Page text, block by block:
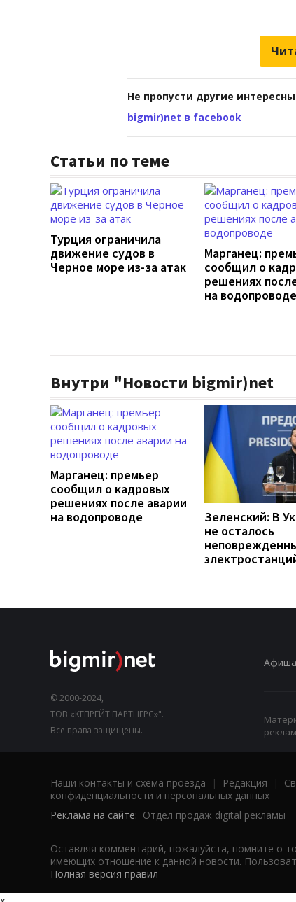
Не пропусти другие
bigmir)net в facebook
Статьи по теме
Турция ограничила
движение судов в
Черное море из-за атак
Марганец:
сообщил о
решениях
на водопроводе
Внутри "Новости bigmir)net
Марганец: премьер
сообщил о кадровых
решениях после аварии
на водопроводе
Зеленский: В
не осталось
© 2000-2024,
ТОВ «КЕПРЕЙТ ПАРТНЕРС»".
Все права защищены.
Афиша
Наши контакты и схема проезда | Редакция |
конфиденциальности и персональных данных
Реклама на сайте: Отдел продаж digital рекламы
Оставляя комментарий, пожалуйста, помните о
имеющих отношение к данной новости.
Полная версия правил